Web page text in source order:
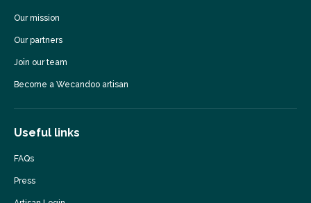
Our mission
Our partners
Join our team
Become a Wecandoo artisan
Useful links
FAQs
Press